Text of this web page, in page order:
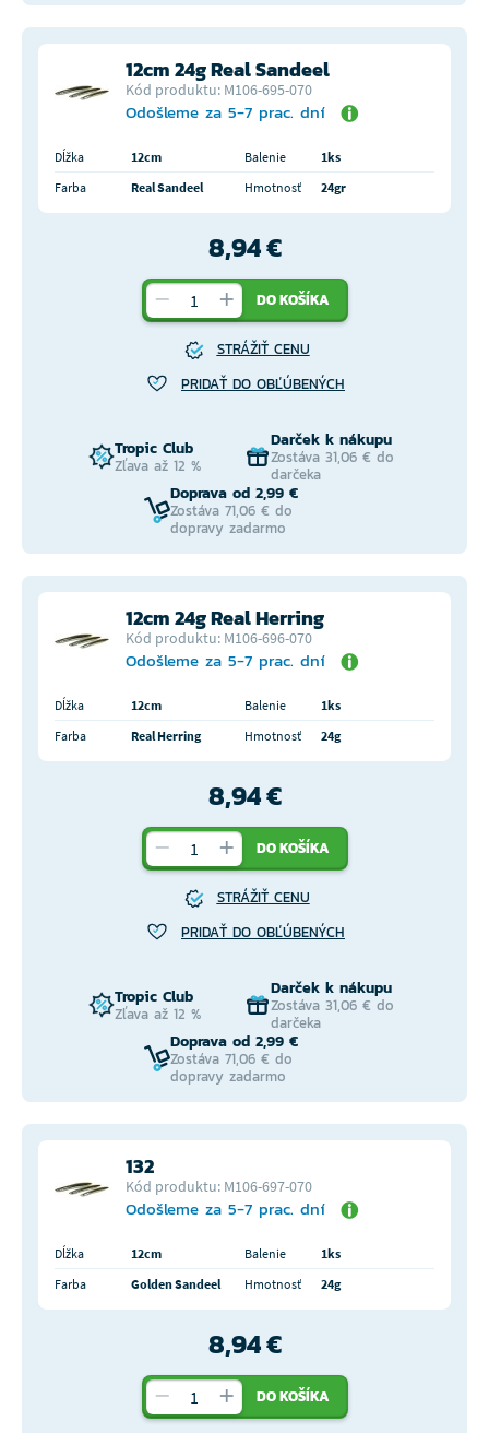
12cm 24g Real Sandeel
Kód produktu: M106-695-070
Odošleme za 5-7 prac. dní
Dĺžka 12cm Balenie
1ks
Farba
Real Sandeel Hmotnosť 24gr
8,94 €
DO KOŠÍKA
STRÁŽIŤ CENU
PRIDAŤ DO OBĽÚBENÝCH
Tropic Club
Zľava až 12 %
Darček k nákupu
Zostáva 31,06 € do
darčeka
Doprava od 2,99 €
Zostáva 71,06 € do
dopravy zadarmo
12cm 24g Real Herring
Kód produktu: M106-696-070
Odošleme za 5-7 prac. dní
Dĺžka 12cm Balenie
1ks
Farba
Real Herring Hmotnosť 24g
8,94 €
DO KOŠÍKA
STRÁŽIŤ CENU
PRIDAŤ DO OBĽÚBENÝCH
Tropic Club
Zľava až 12 %
Darček k nákupu
Zostáva 31,06 € do
darčeka
Doprava od 2,99 €
Zostáva 71,06 € do
dopravy zadarmo
132
Kód produktu: M106-697-070
Odošleme za 5-7 prac. dní
Dĺžka 12cm Balenie
1ks
Farba
Golden Sandeel Hmotnosť 24g
8,94 €
DO KOŠÍKA